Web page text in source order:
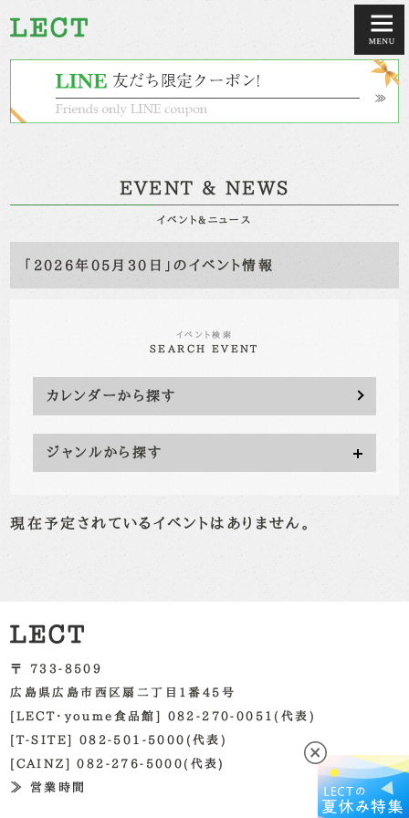
EVENT & NEWS
イベント&ニュース
「2026年05月30日」のイベント情報
イベント検索
SEARCH EVENT
カレンダーから探す
ジャンルから探す
現在予定されているイベントはありません。
〒 733-8509
広島県広島市西区扇二丁目1番45号
[LECT・youme食品館] 082-270-0051(代表)
[T-SITE] 082-501-5000(代表)
[CAINZ] 082-276-5000(代表)
≫ 営業時間